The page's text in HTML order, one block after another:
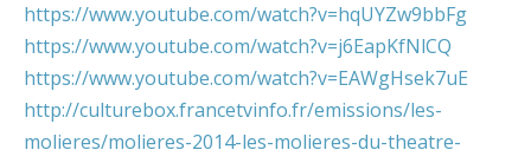
https://www.youtube.com/watch?v=hqUYZw9bbFg
https://www.youtube.com/watch?v=j6EapKfNlCQ
https://www.youtube.com/watch?v=EAWgHsek7uE
http://culturebox.francetvinfo.fr/emissions/les-
molieres/molieres-2014-les-molieres-du-theatre-